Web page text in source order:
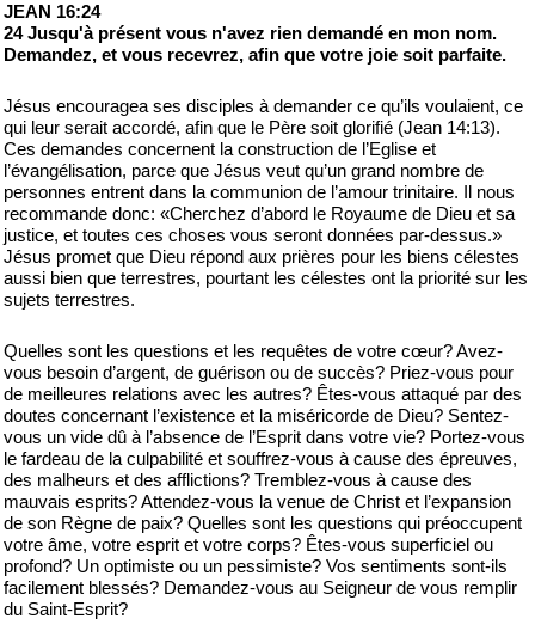
JEAN 16:24
24 Jusqu'à présent vous n'avez rien demandé en mon nom.
Demandez, et vous recevrez, afin que votre joie soit parfaite.
Jésus encouragea ses disciples à demander ce qu’ils voulaient, ce
qui leur serait accordé, afin que le Père soit glorifié (Jean 14:13).
Ces demandes concernent la construction de l’Eglise et
l’évangélisation, parce que Jésus veut qu’un grand nombre de
personnes entrent dans la communion de l’amour trinitaire. Il nous
recommande donc: «Cherchez d’abord le Royaume de Dieu et sa
justice, et toutes ces choses vous seront données par-dessus.»
Jésus promet que Dieu répond aux prières pour les biens célestes
aussi bien que terrestres, pourtant les célestes ont la priorité sur les
sujets terrestres.
Quelles sont les questions et les requêtes de votre cœur? Avez-
vous besoin d’argent, de guérison ou de succès? Priez-vous pour
de meilleures relations avec les autres? Êtes-vous attaqué par des
doutes concernant l’existence et la miséricorde de Dieu? Sentez-
vous un vide dû à l’absence de l’Esprit dans votre vie? Portez-vous
le fardeau de la culpabilité et souffrez-vous à cause des épreuves,
des malheurs et des afflictions? Tremblez-vous à cause des
mauvais esprits? Attendez-vous la venue de Christ et l’expansion
de son Règne de paix? Quelles sont les questions qui préoccupent
votre âme, votre esprit et votre corps? Êtes-vous superficiel ou
profond? Un optimiste ou un pessimiste? Vos sentiments sont-ils
facilement blessés? Demandez-vous au Seigneur de vous remplir
du Saint-Esprit?